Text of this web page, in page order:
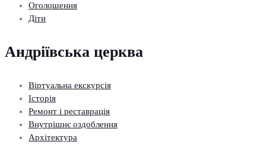
Оголошення
Діти
Андріївська церква
Віртуальна екскурсія
Історія
Ремонт і реставрація
Внутрішнє оздоблення
Архітектура